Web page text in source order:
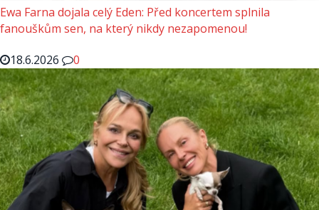
Ewa Farna dojala celý Eden: Před koncertem splnila
fanouškům sen, na který nikdy nezapomenou!
18.6.2026
0